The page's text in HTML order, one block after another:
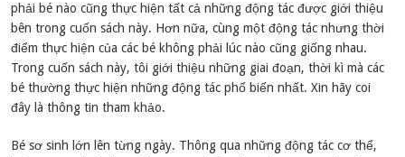
phải bé nào cũng thực hiện tất cả những động tác được giới thiệu
bên trong cuốn sách này. Hơn nữa, cùng một động tác nhưng thời
điểm thực hiện của các bé không phải lúc nào cũng giống nhau.
Trong cuốn sách này, tôi giới thiệu những giai đoạn, thời kì mà các
bé thường thực hiện những động tác phổ biến nhất. Xin hãy coi
đây là thông tin tham khảo.
Bé sơ sinh lớn lên từng ngày. Thông qua những động tác cơ thể,